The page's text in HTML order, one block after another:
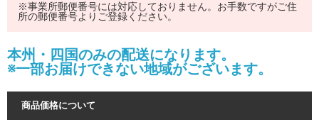
※事業所郵便番号には対応しておりません。お手数ですがご住
所の郵便番号よりご登録ください。
本州・四国のみの配送になります。
※一部お届けできない地域がございます。
商品価格について